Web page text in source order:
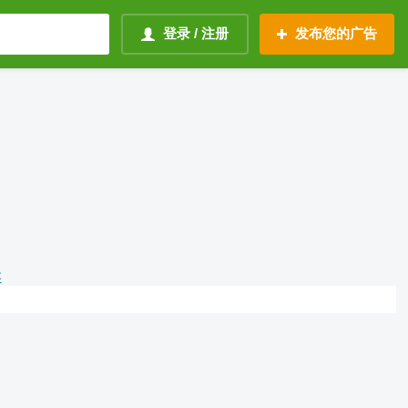
登录 / 注册 发布您的广告